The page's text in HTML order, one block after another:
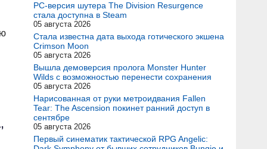
PC-версия шутера The Division Resurgence
стала доступна в Steam
05 августа 2026
Стала известна дата выхода готического экшена
Crimson Moon
05 августа 2026
Вышла демоверсия пролога Monster Hunter
Wilds с возможностью перенести сохранения
05 августа 2026
Нарисованная от руки метроидвания Fallen
Tear: The Ascension покинет ранний доступ в
сентябре
05 августа 2026
Первый синематик тактической RPG Angelic: